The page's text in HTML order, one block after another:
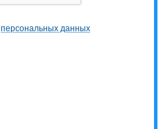
персональных данных